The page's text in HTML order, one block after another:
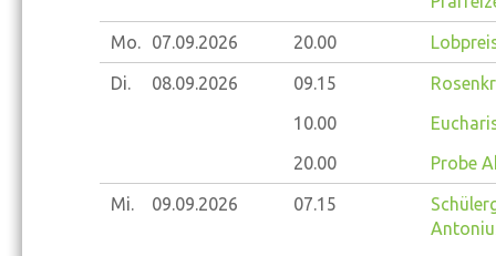
Mo. 07.09.2026 20.00
Di. 08.09.2026 09.15
10.00
20.00
Probe
Mi. 09.09.2026 07.15